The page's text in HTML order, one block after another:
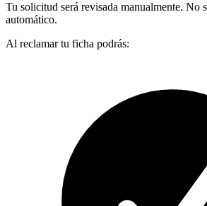
Tu solicitud será revisada manualmente. No
automático.
Al reclamar tu ficha podrás: